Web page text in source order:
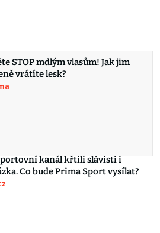
STOP mdlým vlasům! Jak jim
vrátíte lesk?
kanál křtili slávisti i
Co bude Prima Sport vysílat?